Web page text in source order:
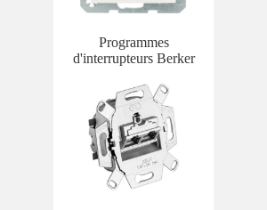
Programmes
d'interrupteurs Berker